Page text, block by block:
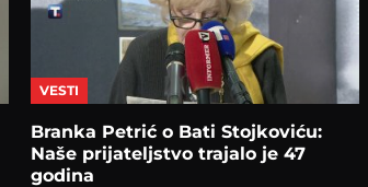
VESTI
Branka Petrić o Bati Stojkoviću:
Naše prijateljstvo trajalo je 47
godina